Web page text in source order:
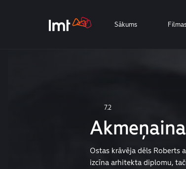
Sākums
7.2
Ostas krāvēja dēls Roberts
izcīna arhitekta diplomu,